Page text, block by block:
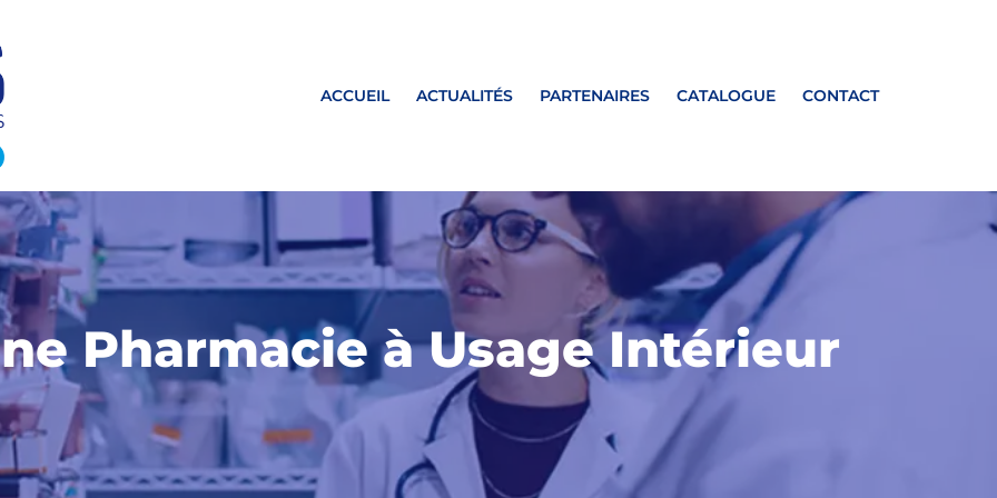
ACCUEIL ACTUALITÉS PARTENAIRES CATALOGUE CONTACT
Pharmacie à Usage Intérieur